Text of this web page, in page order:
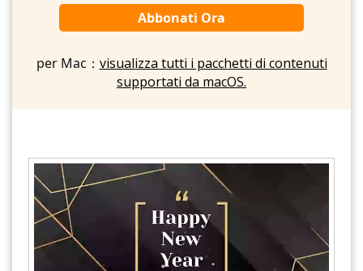
Abbonati Ora
per Mac： visualizza tutti i pacchetti di contenuti
supportati da macOS.